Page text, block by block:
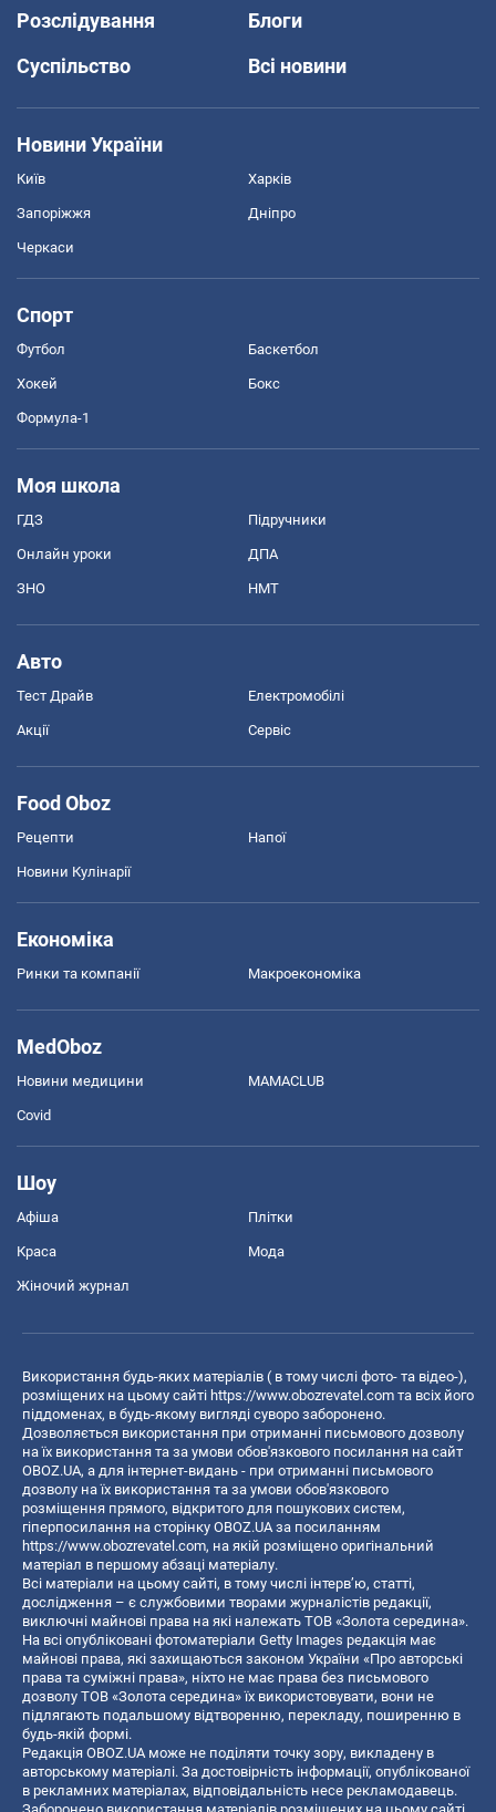
Розслідування
Блоги
Суспільство
Всі новини
Новини України
Київ Харків
Запоріжжя Дніпро
Черкаси
Спорт
Футбол Баскетбол
Хокей Бокс
Формула-1
Моя школа
ГДЗ Підручники
Онлайн уроки ДПА
ЗНО НМТ
Авто
Тест Драйв Електромобілі
Акції Сервіс
Food Oboz
Рецепти Напої
Новини Кулінарії
Економіка
Ринки та компанії Макроекономіка
MedOboz
Новини медицини MAMACLUB
Covid
Шоу
Афіша Плітки
Краса Мода
Жіночий журнал
Використання будь-яких матеріалів ( в тому числі фото- та відео-),
розміщених на цьому сайті https://www.obozrevatel.com та всіх його
піддоменах, в будь-якому вигляді суворо заборонено.
Дозволяється використання при отриманні письмового дозволу
на їх використання та за умови обов'язкового посилання на сайт
OBOZ.UA, а для інтернет-видань - при отриманні письмового
дозволу на їх використання та за умови обов'язкового
розміщення прямого, відкритого для пошукових систем,
гіперпосилання на сторінку OBOZ.UA за посиланням
https://www.obozrevatel.com, на якій розміщено оригінальний
матеріал в першому абзаці матеріалу.
Всі матеріали на цьому сайті, в тому числі інтерв’ю, статті,
дослідження – є службовими творами журналістів редакції,
виключні майнові права на які належать ТОВ «Золота середина».
На всі опубліковані фотоматеріали Getty Images редакція має
майнові права, які захищаються законом України «Про авторські
права та суміжні права», ніхто не має права без письмового
дозволу ТОВ «Золота середина» їх використовувати, вони не
підлягають подальшому відтворенню, перекладу, поширенню в
будь-якій формі.
Редакція OBOZ.UA може не поділяти точку зору, викладену в
авторському матеріалі. За достовірність інформації, опублікованої
в рекламних матеріалах, відповідальність несе рекламодавець.